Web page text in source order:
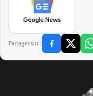
Partager sur :